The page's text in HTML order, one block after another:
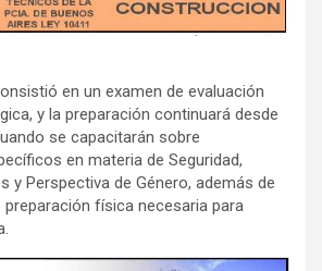
en un examen de evaluación
y la preparación continuará desde
se capacitarán sobre
en materia de Seguridad,
y Perspectiva de Género, además de
física necesaria para